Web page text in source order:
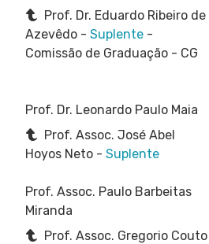
Prof. Dr. Eduardo Ribeiro de
Azevêdo - Suplente -
Comissão de Graduação - CG
Prof. Dr. Leonardo Paulo Maia
Prof. Assoc. José Abel
Hoyos Neto - Suplente
Prof. Assoc. Paulo Barbeitas
Miranda
Prof. Assoc. Gregorio Couto